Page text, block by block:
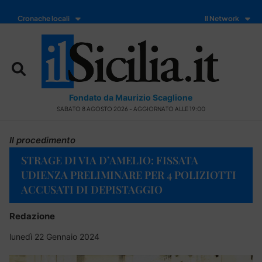
Cronache locali Il Network
Fondato da Maurizio Scaglione
SABATO 8 AGOSTO 2026 - AGGIORNATO ALLE 19:00
Il procedimento
STRAGE DI VIA D’AMELIO: FISSATA
UDIENZA PRELIMINARE PER 4 POLIZIOTTI
ACCUSATI DI DEPISTAGGIO
Redazione
lunedì 22 Gennaio 2024